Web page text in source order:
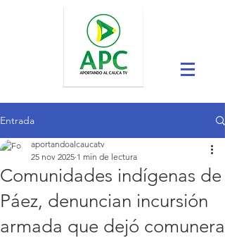
Entrada
Comunidades indígenas de
Páez, denuncian incursión
armada que dejó comunera
aportandoalcaucatv
25 nov 2025 1 min de lectura